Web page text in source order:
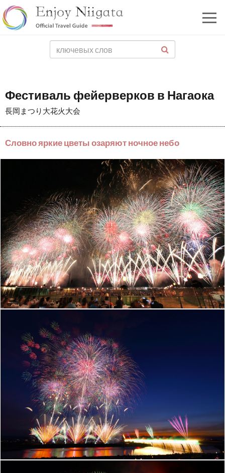
Фестиваль фейерверков в Нагаока
長岡まつり大花火大会
Словно яркие цветы озаряют ночное небо